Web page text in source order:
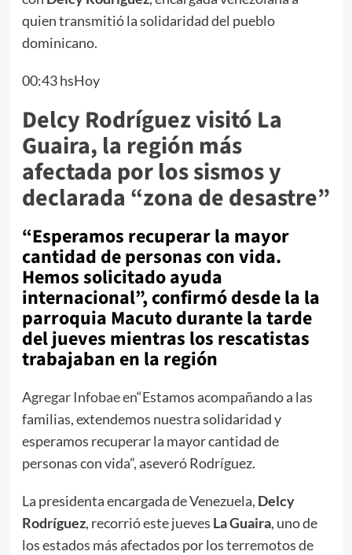
quien transmitió la solidaridad del pueblo
dominicano.
00:43 hsHoy
Delcy Rodríguez visitó La
Guaira, la región más
afectada por los sismos y
declarada “zona de desastre”
“Esperamos recuperar la mayor
cantidad de personas con vida.
Hemos solicitado ayuda
internacional”, confirmó desde la la
parroquia Macuto durante la tarde
del jueves mientras los rescatistas
trabajaban en la región
Agregar Infobae en“Estamos acompañando a las
familias, extendemos nuestra solidaridad y
esperamos recuperar la mayor cantidad de
personas con vida”, aseveró Rodríguez.
La presidenta encargada de Venezuela, Delcy
Rodríguez, recorrió este jueves La Guaira, uno de
los estados más afectados por los terremotos de